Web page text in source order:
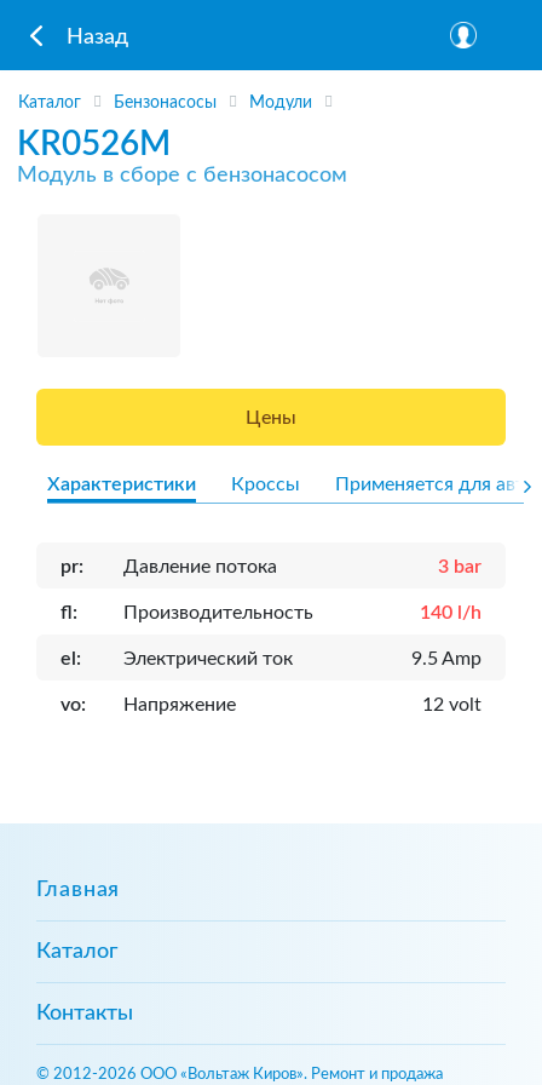
Назад
Каталог Бензонасосы Модули
KR0526M
Модуль в сборе с бензонасосом
Цены
Характеристики Кроссы Применяется для авто
pr: Давление потока 3 bar
fl: Производительность 140 l/h
el: Электрический ток 9.5 Amp
vo: Напряжение 12 volt
Главная
Каталог
Контакты
© 2012-2026 ООО «Вольтаж Киров». Ремонт и продажа